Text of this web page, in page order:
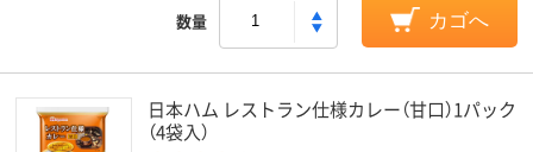
数量 カゴへ
日本ハム レストラン仕様カレー（甘口）1パック
（4袋入）